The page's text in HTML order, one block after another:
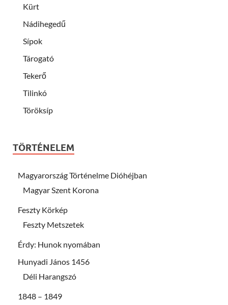
Kürt
Nádihegedű
Sípok
Tárogató
Tekerő
Tilinkó
Töröksíp
TÖRTÉNELEM
Magyarország Történelme Dióhéjban
Magyar Szent Korona
Feszty Körkép
Feszty Metszetek
Érdy: Hunok nyomában
Hunyadi János 1456
Déli Harangszó
1848 – 1849